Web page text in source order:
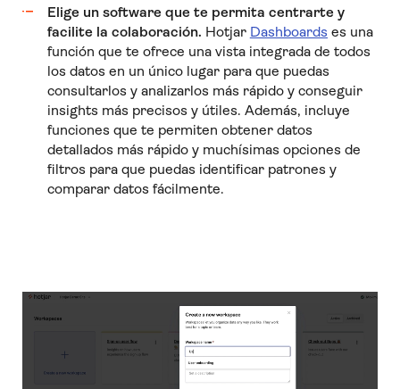
Elige un software que te permita centrarte y
facilite la colaboración. Hotjar Dashboards es una
función que te ofrece una vista integrada de todos
los datos en un único lugar para que puedas
consultarlos y analizarlos más rápido y conseguir
insights más precisos y útiles. Además, incluye
funciones que te permiten obtener datos
detallados más rápido y muchísimas opciones de
filtros para que puedas identificar patrones y
comparar datos fácilmente.